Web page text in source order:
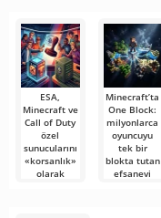
ESA,
Minecraft ve
Call of Duty
özel
sunucularını
«korsanlık»
olarak
Minecraft’ta
One Block:
milyonlarca
oyuncuyu
tek bir
blokta tutan
efsanevi